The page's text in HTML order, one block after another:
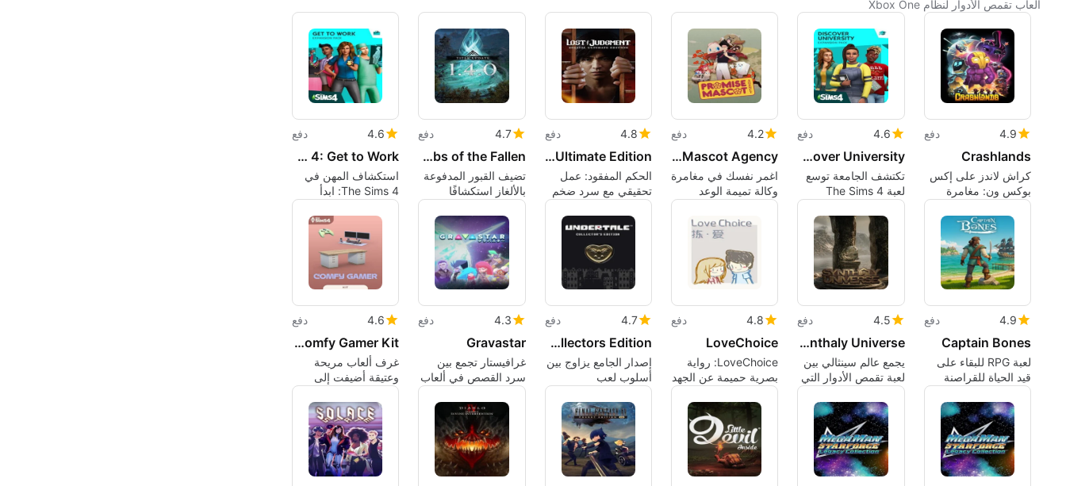
ألعاب تقمص الأدوار لنظام Xbox One
4.9 دفع
Crashlands
كراش لاندز على إكس
بوكس ون: مغامرة
اليدوية
4.6 دفع
The Sims 4: Discover University
تكتشف الجامعة توسع
لعبة The Sims 4
بمحاكاة حياة جامعية
4.2 دفع
Promise Mascot Agency
اغمر نفسك في مغامرة
وكالة تميمة الوعد
4.8 دفع
Lost Judgment: Digital Ultimate Edition
الحكم المفقود: عمل
تحقيقي مع سرد ضخم
ومحتوى جانبي
4.7 دفع
Assassins Creed Valhalla: Tombs of the Fallen
تضيف القبور المدفوعة
بالألغاز استكشافًا
مركزًا إلى فالهالا
4.6 دفع
The Sims 4: Get to Work
استكشاف المهن في
The Sims 4: ابدأ
العمل
4.9 دفع
Captain Bones
لعبة RPG للبقاء على
قيد الحياة للقراصنة
تمزج بين الإدارة
والمخاطر الخارقة
للطبيعة
4.5 دفع
Synthaly Universe
يجمع عالم سينثالي بين
لعبة تقمص الأدوار التي
تركز على الاستكشاف
وعناصر MMO-lite
4.8 دفع
LoveChoice
LoveChoice: رواية
بصرية حميمة عن الجهد
والرومانسية اليومية
4.7 دفع
Undertale: Collectors Edition
إصدار الجامع يزاوج بين
أسلوب لعب
مادية فاخرة
4.3 دفع
Gravastar
غرافيستار تجمع بين
سرد القصص في ألعاب
ألعاب القتال
4.6 دفع
The Sims 4: Comfy Gamer Kit
غرف ألعاب مريحة
وعتيقة أضيفت إلى
The Sims 4